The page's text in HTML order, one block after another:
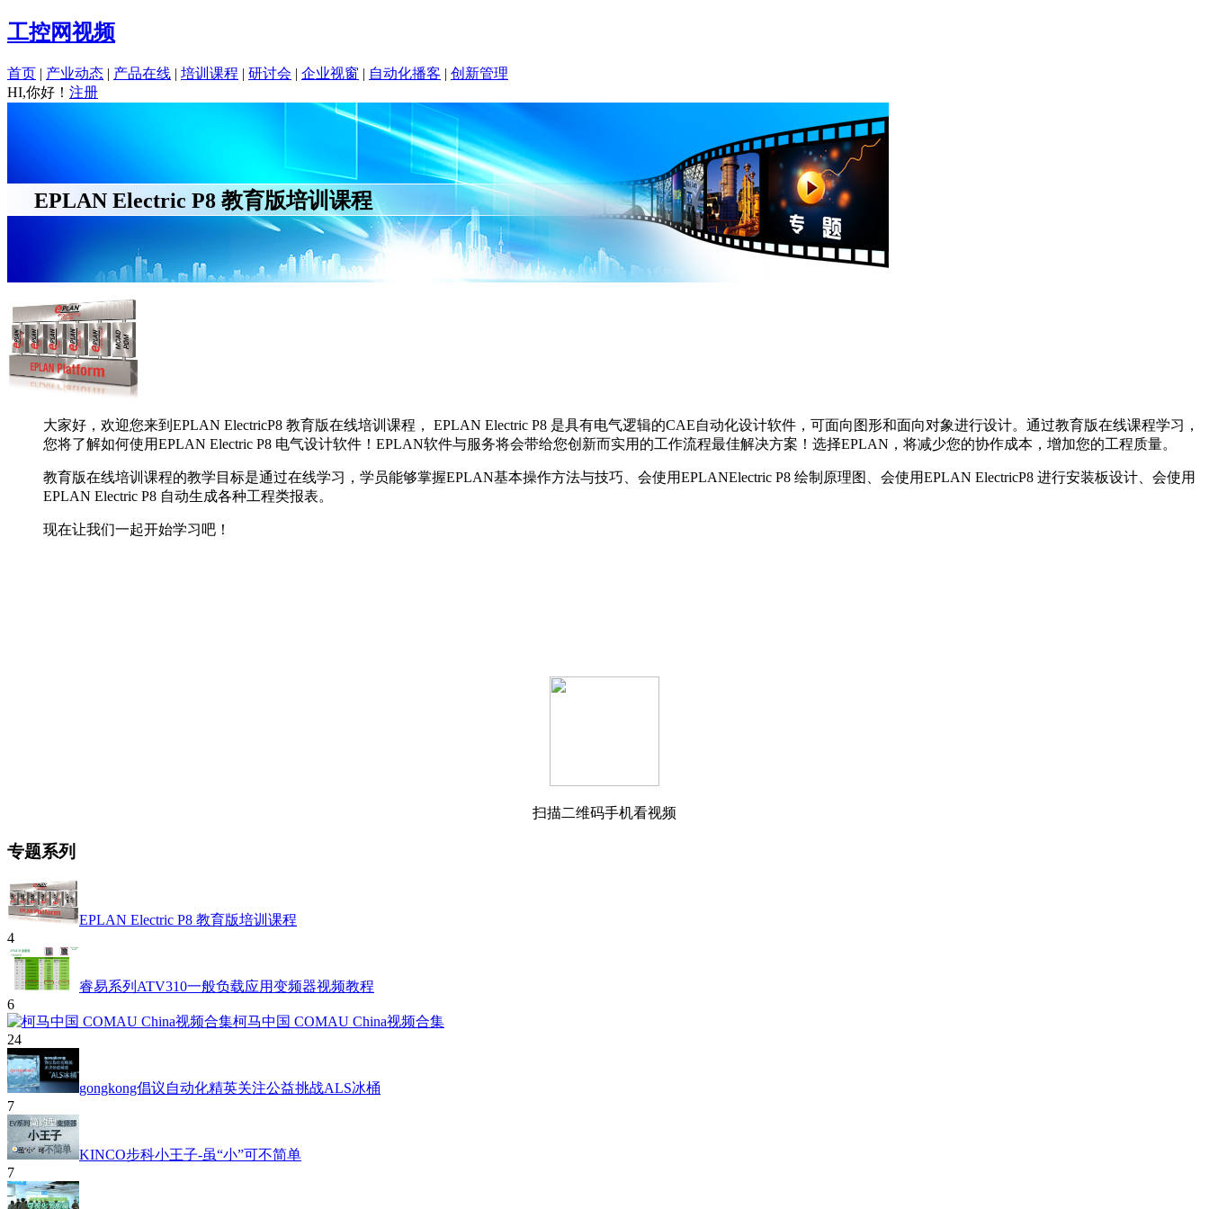
工控网视频
首页 | 产业动态 | 产品在线 | 培训课程 | 研讨会 | 企业视窗 | 自动化播客 | 创新管理
HI,你好！ 注册
EPLAN Electric P8 教育版培训课程
大家好，欢迎您来到EPLAN ElectricP8 教育版在线培训课程， EPLAN Electric P8 是具有电气逻辑的CAE自动化设计软件，可面向图形和面向对象进行设计。通过教育版在线课程学习，
您将了解如何使用EPLAN Electric P8 电气设计软件！EPLAN软件与服务将会带给您创新而实用的工作流程最佳解决方案！选择EPLAN，将减少您的协作成本，增加您的工程质量。
教育版在线培训课程的教学目标是通过在线学习，学员能够掌握EPLAN基本操作方法与技巧、会使用EPLANElectric P8 绘制原理图、会使用EPLAN ElectricP8 进行安装板设计、会使用
EPLAN Electric P8 自动生成各种工程类报表。
现在让我们一起开始学习吧！
扫描二维码手机看视频
专题系列
EPLAN Electric P8 教育版培训课程
4
睿易系列ATV310一般负载应用变频器视频教程
6
柯马中国 COMAU China视频合集
24
gongkong倡议自动化精英关注公益挑战ALS冰桶
7
KINCO步科小王子-虽“小”可不简单
7